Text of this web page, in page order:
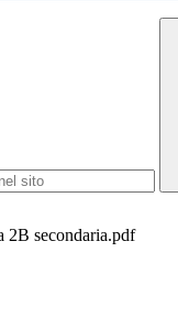
2B secondaria.pdf